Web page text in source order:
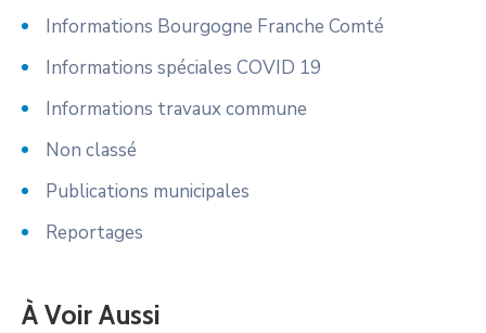
Informations Bourgogne Franche Comté
Informations spéciales COVID 19
Informations travaux commune
Non classé
Publications municipales
Reportages
À Voir Aussi